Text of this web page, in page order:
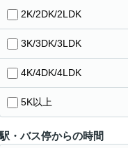
2K/2DK/2LDK
3K/3DK/3LDK
4K/4DK/4LDK
5K以上
駅・バス停からの時間